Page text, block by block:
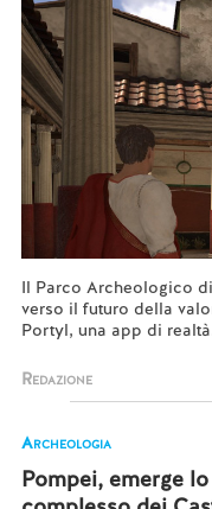
Il Parco Archeologico
verso il futuro della
Portyl, una app di
Redazione
Archeologia
Pompei, emerge